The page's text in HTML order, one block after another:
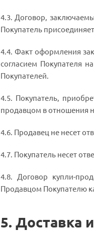
4.3. Договор,
Покупатель
4.4. Факт оформления
согласием Покупателя
Покупателей.
4.5. Покупатель,
продавцом в отношения
4.6. Продавец не несет
4.7. Покупатель несет
4.8. Договор купли-
Продавцом Покупателю
5. Доставка